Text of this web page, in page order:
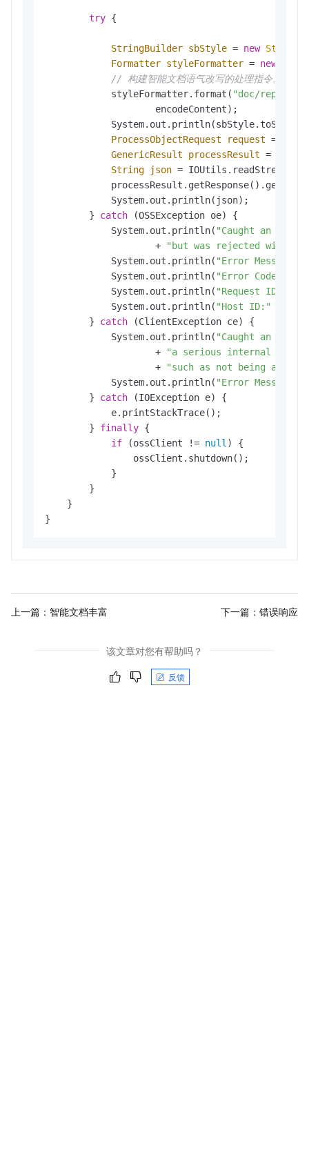
try {
StringBuilder sbStyle = new
Formatter styleFormatter = new
// 构建智能文档语气改写的处理指令。
            styleFormatter.format(
"doc/
                    encodeContent);
ProcessObjectRequest
request =
GenericResult
processResult =
String
json =
            System.out.println(json);
        }
catch (OSSException oe) {
            System.out.println(
"Caught an
                    +
"but was rejected with an
            System.out.println(
"Error Message:"
            System.out.println(
"Error Code:"
            System.out.println(
"Request ID:"
            System.out.println(
"Host ID:"
        }
catch (ClientException ce) {
            System.out.println(
"Caught an
                    +
"a serious internal
                    +
"such as not being able
            System.out.println(
"Error Message:"
        }
catch (IOException e) {
            e.printStackTrace();
        }
finally {
if (ossClient != null ) {
                ossClient.shutdown();
            }
        }
    }
上一篇： 智能文档丰富 下一篇： 错误响应
该文章对您有帮助吗？
反馈